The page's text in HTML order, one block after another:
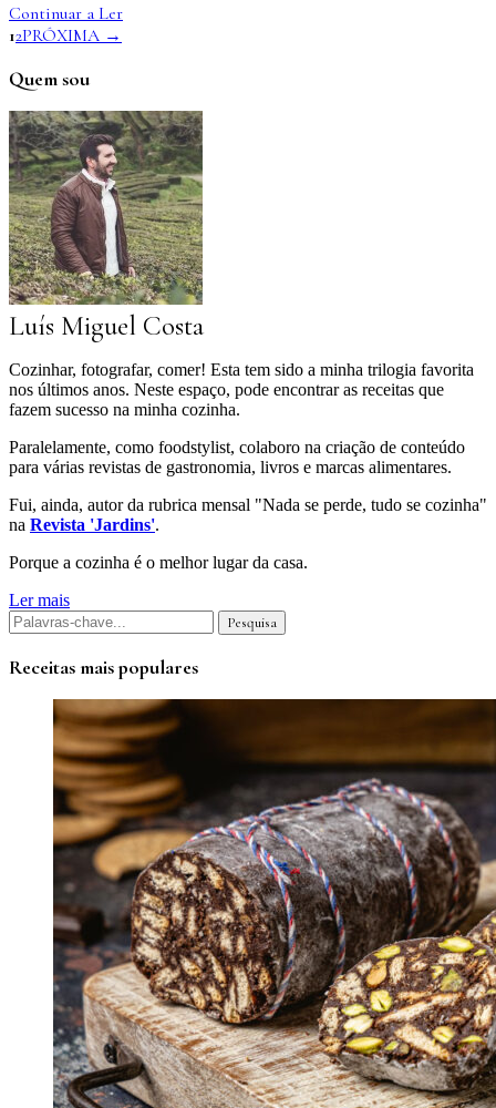
Continuar a Ler
12PRÓXIMA →
Quem sou
Luís Miguel Costa
Cozinhar, fotografar, comer! Esta tem sido a minha trilogia favorita
nos últimos anos. Neste espaço, pode encontrar as receitas que
fazem sucesso na minha cozinha.
Paralelamente, como foodstylist, colaboro na criação de conteúdo
para várias revistas de gastronomia, livros e marcas alimentares.
Fui, ainda, autor da rubrica mensal "Nada se perde, tudo se cozinha"
na Revista 'Jardins'.
Porque a cozinha é o melhor lugar da casa.
Ler mais
Receitas mais populares